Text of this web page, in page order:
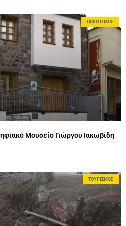
ΠΟΛΙΤΙΣΜΌΣ
Μουσείο Γιώργου Ιακωβίδη
ΤΟΥΡΙΣΜΌΣ